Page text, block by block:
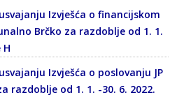
Izvješća o financijskom
Brčko za razdoblje od 1. 1.
H
Izvješća o poslovanju JP
razdoblje od 1. 1. -30. 6. 2022.